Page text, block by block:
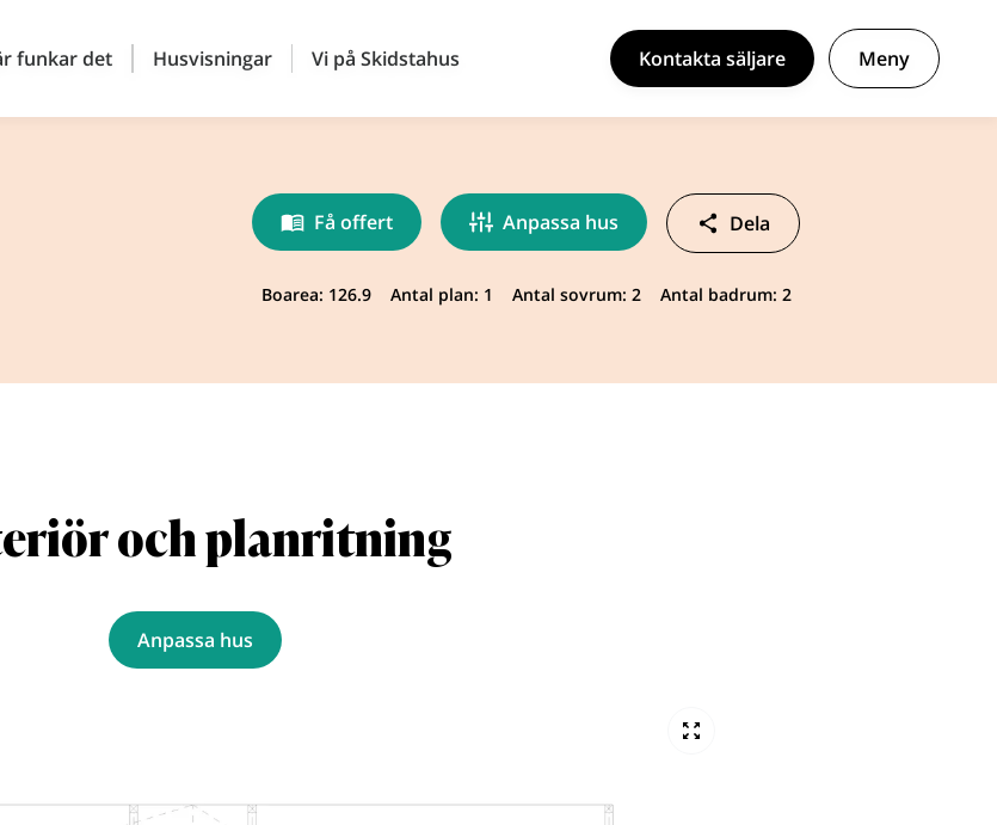
funkar det Husvisningar Vi på Skidstahus Kontakta säljare Meny
Få offert Anpassa hus Dela
Boarea: 126.9 Antal plan: 1 Antal sovrum: 2 Antal badrum: 2
och planritning
Anpassa hus